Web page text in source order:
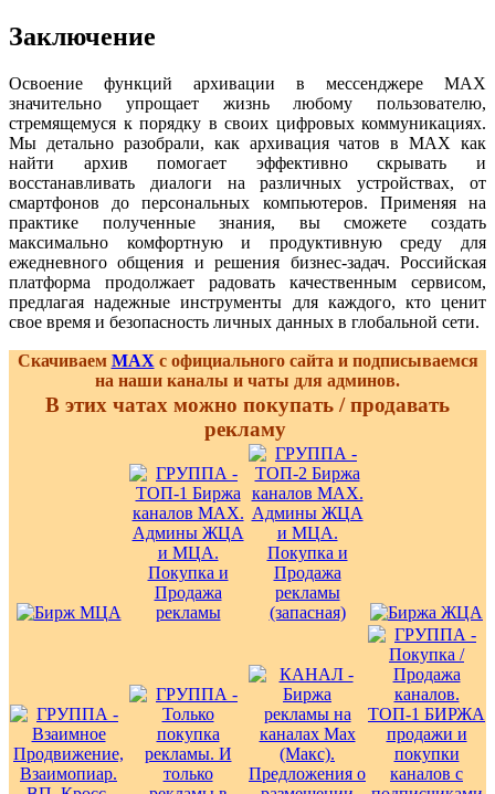
Заключение
Освоение функций архивации в мессенджере MAX
значительно упрощает жизнь любому пользователю,
стремящемуся к порядку в своих цифровых коммуникациях.
Мы детально разобрали, как архивация чатов в MAX как
найти архив помогает эффективно скрывать и
восстанавливать диалоги на различных устройствах, от
смартфонов до персональных компьютеров. Применяя на
практике полученные знания, вы сможете создать
максимально комфортную и продуктивную среду для
ежедневного общения и решения бизнес-задач. Российская
платформа продолжает радовать качественным сервисом,
предлагая надежные инструменты для каждого, кто ценит
свое время и безопасность личных данных в глобальной сети.
Скачиваем MAX с официального сайта и подписываемся
на наши каналы и чаты для админов.
В этих чатах можно покупать / продавать
рекламу